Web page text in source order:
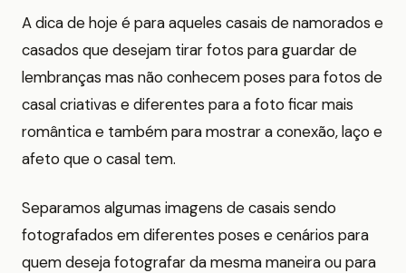
A dica de hoje é para aqueles casais de namorados e
casados que desejam tirar fotos para guardar de
lembranças mas não conhecem poses para fotos de
casal criativas e diferentes para a foto ficar mais
romântica e também para mostrar a conexão, laço e
afeto que o casal tem.
Separamos algumas imagens de casais sendo
fotografados em diferentes poses e cenários para
quem deseja fotografar da mesma maneira ou para